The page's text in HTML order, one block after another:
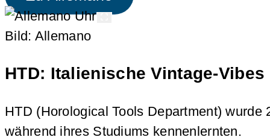
Bild: Allemano
HTD: Italienische Vintage-Vibes
HTD (Horological Tools Department)
während ihres Studiums kennenlernten.